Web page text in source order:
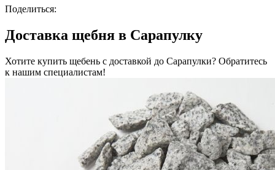
Поделиться:
Доставка щебня в Сарапулку
Хотите купить щебень с доставкой до Сарапулки? Обратитесь
к нашим специалистам!